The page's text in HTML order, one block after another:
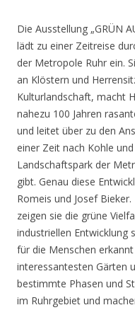
Die Ausstellung „GRÜN
lädt zu einer Zeitreise
der Metropole Ruhr ein.
an Klöstern und
Kulturlandschaft, macht
nahezu 100 Jahren
und leitet über zu den
einer Zeit nach Kohle
Landschaftspark der
gibt. Genau diese
Romeis und Josef
zeigen sie die grüne
industriellen Entwicklung
für die Menschen
interessantesten Gärten
bestimmte Phasen und
im Ruhrgebiet und